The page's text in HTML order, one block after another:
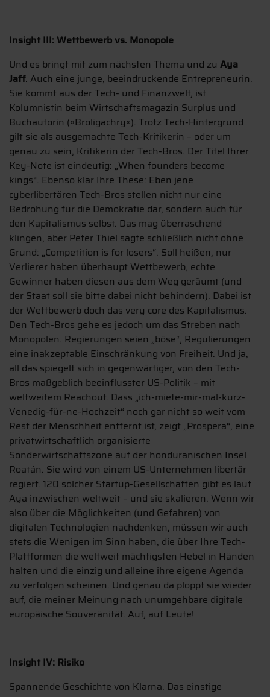
Insight III: Wettbewerb vs. Monopole
Und es bringt mit zum nächsten Thema und zu Aya
Jaff. Auch eine junge, beeindruckende Entrepreneurin.
Sie kommt aus der Tech- und Finanzwelt, ist
Kolumnistin beim Wirtschaftsmagazin Surplus und
Buchautorin (»Broligachry«). Trotz Tech-Hintergrund
gilt sie als ausgemachte Tech-Kritikerin – oder um
genau zu sein, Kritikerin der Tech-Bros. Der Titel Ihrer
Key-Note ist eindeutig: „When founders become
kings“. Ebenso klar Ihre These: Eben jene
cyberlibertären Tech-Bros stellen nicht nur eine
Bedrohung für die Demokratie dar, sondern auch für
den Kapitalismus selbst. Das mag überraschend
klingen, aber Peter Thiel sagte schließlich nicht ohne
Grund: „Competition is for losers“. Soll heißen, nur
Verlierer haben überhaupt Wettbewerb, echte
Gewinner haben diesen aus dem Weg geräumt (und
der Staat soll sie bitte dabei nicht behindern). Dabei ist
der Wettbewerb doch das very core des Kapitalismus.
Den Tech-Bros gehe es jedoch um das Streben nach
Monopolen. Regierungen seien „böse“, Regulierungen
eine inakzeptable Einschränkung von Freiheit. Und ja,
all das spiegelt sich in gegenwärtiger, von den Tech-
Bros maßgeblich beeinflusster US-Politik – mit
weltweitem Reachout. Dass „ich-miete-mir-mal-kurz-
Venedig-für-ne-Hochzeit“ noch gar nicht so weit vom
Rest der Menschheit entfernt ist, zeigt „Prospera“, eine
privatwirtschaftlich organisierte
Sonderwirtschaftszone auf der honduranischen Insel
Roatán. Sie wird von einem US-Unternehmen libertär
regiert. 120 solcher Startup-Gesellschaften gibt es laut
Aya inzwischen weltweit – und sie skalieren. Wenn wir
also über die Möglichkeiten (und Gefahren) von
digitalen Technologien nachdenken, müssen wir auch
stets die Wenigen im Sinn haben, die über Ihre Tech-
Plattformen die weltweit mächtigsten Hebel in Händen
halten und die einzig und alleine ihre eigene Agenda
zu verfolgen scheinen. Und genau da ploppt sie wieder
auf, die meiner Meinung nach unumgehbare digitale
europäische Souveränität. Auf, auf Leute!
Insight IV: Risiko
Spannende Geschichte von Klarna. Das einstige